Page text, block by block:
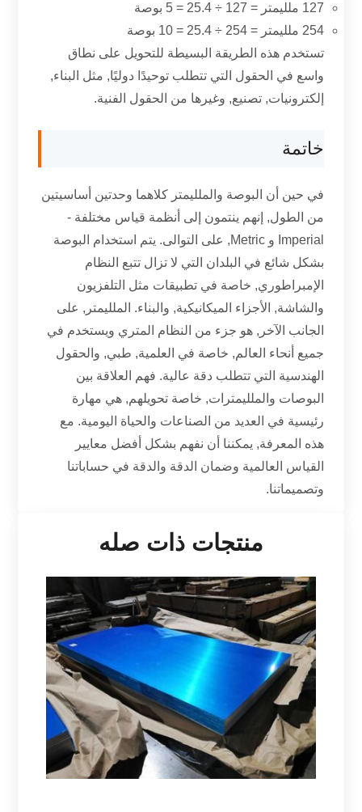
127 ملليمتر = 127 ÷ 25.4 = 5 بوصة
254 ملليمتر = 254 ÷ 25.4 = 10 بوصة
تستخدم هذه الطريقة البسيطة للتحويل على نطاق
واسع في الحقول التي تتطلب توحيدًا دوليًا, مثل البناء,
إلكترونيات, تصنيع, وغيرها من الحقول الفنية.
خاتمة
في حين أن البوصة والملليمتر كلاهما وحدتين أساسيتين
من الطول, إنهم ينتمون إلى أنظمة قياس مختلفة -
Imperial و Metric, على التوالى. يتم استخدام البوصة
بشكل شائع في البلدان التي لا تزال تتبع النظام
الإمبراطوري, خاصة في تطبيقات مثل التلفزيون
والشاشة, الأجزاء الميكانيكية, والبناء. الملليمتر, على
الجانب الآخر, هو جزء من النظام المتري ويستخدم في
جميع أنحاء العالم, خاصة في العلمية, طبي, والحقول
الهندسية التي تتطلب دقة عالية. فهم العلاقة بين
البوصات والملليمترات, خاصة تحويلهم, هي مهارة
رئيسية في العديد من الصناعات والحياة اليومية. مع
هذه المعرفة, يمكننا أن نفهم بشكل أفضل معايير
القياس العالمية وضمان الدقة والدقة في حساباتنا
وتصميماتنا.
منتجات ذات صله